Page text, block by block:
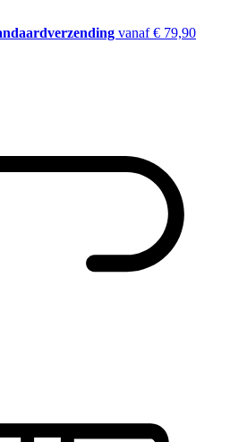
vanaf € 79,90